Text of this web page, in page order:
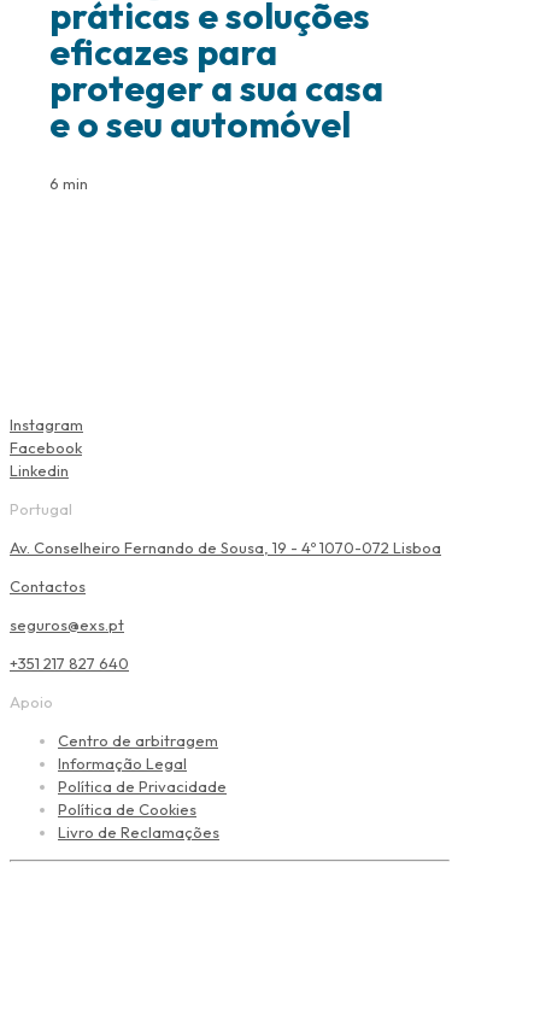
práticas e soluções
eficazes para
proteger a sua casa
e o seu automóvel
6 min
Instagram
Facebook
Linkedin
Portugal
Av. Conselheiro Fernando de Sousa, 19 - 4º 1070-072 Lisboa
Contactos
seguros@exs.pt
+351 217 827 640
Apoio
Centro de arbitragem
Informação Legal
Política de Privacidade
Política de Cookies
Livro de Reclamações